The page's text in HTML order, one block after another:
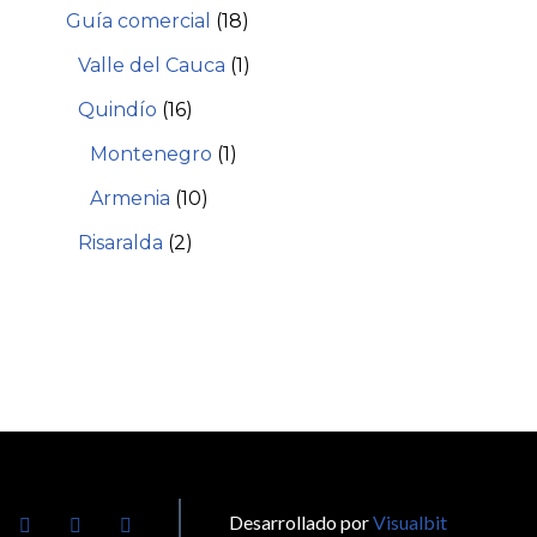
Guía comercial (18)
Valle del Cauca (1)
Quindío (16)
Montenegro (1)
Armenia (10)
Risaralda (2)
Desarrollado porVisualbit